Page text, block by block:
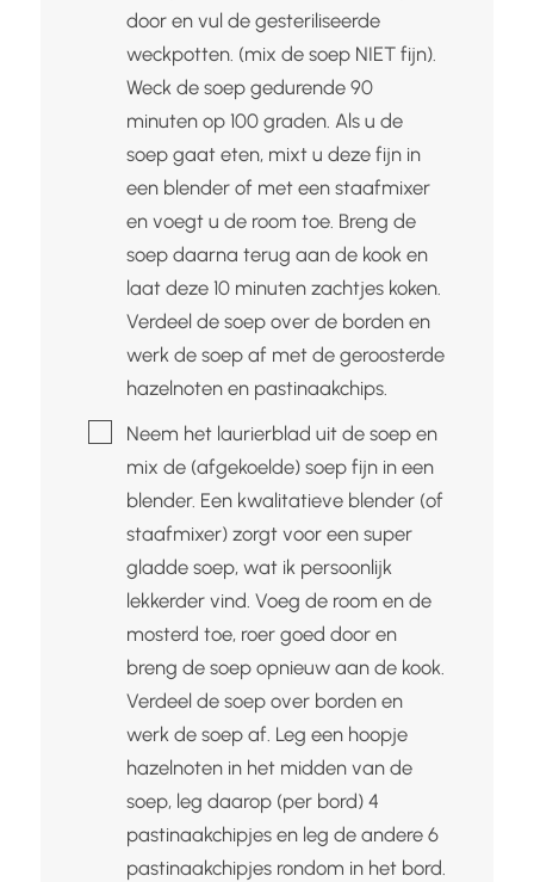
door en vul de gesteriliseerde
weckpotten. (mix de soep NIET fijn).
Weck de soep gedurende 90
minuten op 100 graden. Als u de
soep gaat eten, mixt u deze fijn in
een blender of met een staafmixer
en voegt u de room toe. Breng de
soep daarna terug aan de kook en
laat deze 10 minuten zachtjes koken.
Verdeel de soep over de borden en
werk de soep af met de geroosterde
hazelnoten en pastinaakchips.
▢Neem het laurierblad uit de soep en
mix de (afgekoelde) soep fijn in een
blender. Een kwalitatieve blender (of
staafmixer) zorgt voor een super
gladde soep, wat ik persoonlijk
lekkerder vind. Voeg de room en de
mosterd toe, roer goed door en
breng de soep opnieuw aan de kook.
Verdeel de soep over borden en
werk de soep af. Leg een hoopje
hazelnoten in het midden van de
soep, leg daarop (per bord) 4
pastinaakchipjes en leg de andere 6
pastinaakchipjes rondom in het bord.